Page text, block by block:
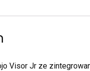
Visor Jr ze